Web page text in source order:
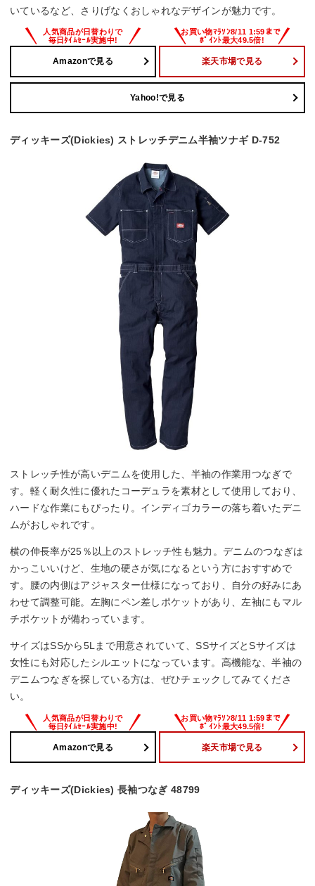
いているなど、さりげなくおしゃれなデザインが魅力です。
Amazonで見る 楽天市場で見る
Yahoo!で見る
ディッキーズ(Dickies) ストレッチデニム半袖ツナギ D-752
ストレッチ性が高いデニムを使用した、半袖の作業用つなぎで
す。軽く耐久性に優れたコーデュラを素材として使用しており、
ハードな作業にもぴったり。インディゴカラーの落ち着いたデニ
ムがおしゃれです。
横の伸長率が25％以上のストレッチ性も魅力。デニムのつなぎは
かっこいいけど、生地の硬さが気になるという方におすすめで
す。腰の内側はアジャスター仕様になっており、自分の好みにあ
わせて調整可能。左胸にペン差しポケットがあり、左袖にもマル
チポケットが備わっています。
サイズはSSから5Lまで用意されていて、SSサイズとSサイズは
女性にも対応したシルエットになっています。高機能な、半袖の
デニムつなぎを探している方は、ぜひチェックしてみてくださ
い。
Amazonで見る 楽天市場で見る
ディッキーズ(Dickies) 長袖つなぎ 48799